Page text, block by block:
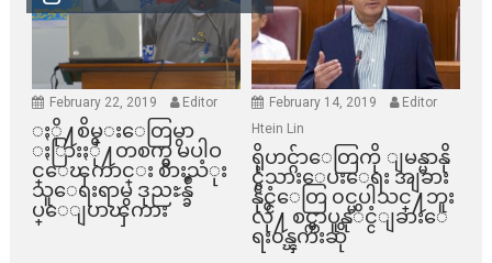
February 22, 2019 Editor
ႏို႔စိမ္းေတြမွာ
ႏြားႏို႔တစက္မွ မပါဝ
င္ေၾကာင္း စားသံုး
သူေရးရာမွ ဒုညႊန္ခ်ဳ
ပ္ေျပာၾကား
February 14, 2019
Editor
Htein Lin
ရိုဟင္ဂ်ာေတြကို ျမန္မာနို
င္ငံသားေပးေရး အျခား
နိုင္ငံေတြ ၀င္မပါသင္႔ဘူး
လို႔ စင္ကာပူနုိင္ငံျခားေ
ရး၀န္ၾကီးဆို